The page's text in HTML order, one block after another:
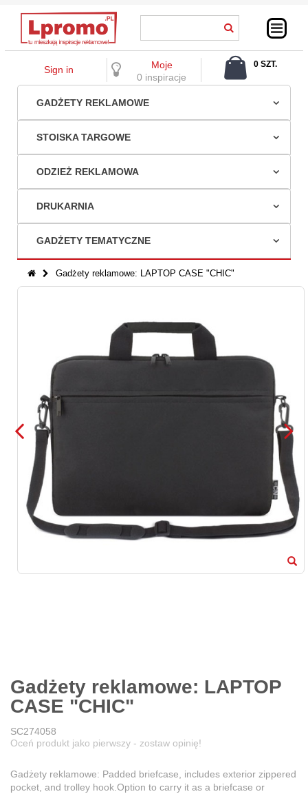
Sign in
Moje
0 inspiracje
0 SZT.
GADŻETY REKLAMOWE
STOISKA TARGOWE
ODZIEŻ REKLAMOWA
DRUKARNIA
GADŻETY TEMATYCZNE
Gadżety reklamowe: LAPTOP CASE "CHIC"
Gadżety reklamowe: LAPTOP
CASE "CHIC"
SC274058
Oceń produkt jako pierwszy - zostaw opinię!
Gadżety reklamowe: Padded briefcase, includes exterior zippered
pocket, and trolley hook.Option to carry it as a briefcase or